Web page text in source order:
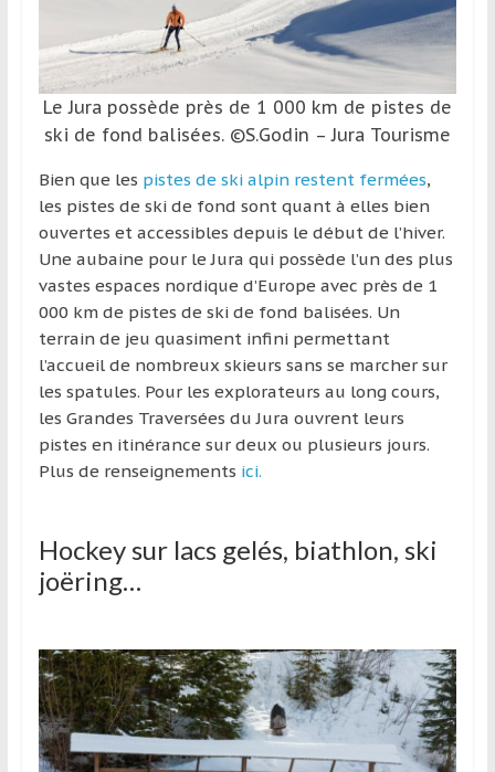
Le Jura possède près de 1 000 km de pistes de
ski de fond balisées. ©S.Godin – Jura Tourisme
Bien que les pistes de ski alpin restent fermées,
les pistes de ski de fond sont quant à elles bien
ouvertes et accessibles depuis le début de l’hiver.
Une aubaine pour le Jura qui possède l’un des plus
vastes espaces nordique d’Europe avec près de 1
000 km de pistes de ski de fond balisées. Un
terrain de jeu quasiment infini permettant
l’accueil de nombreux skieurs sans se marcher sur
les spatules. Pour les explorateurs au long cours,
les Grandes Traversées du Jura ouvrent leurs
pistes en itinérance sur deux ou plusieurs jours.
Plus de renseignements ici.
Hockey sur lacs gelés, biathlon, ski
joëring…